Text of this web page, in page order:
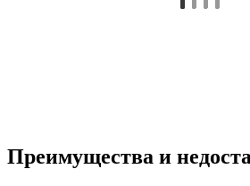
Преимущества и